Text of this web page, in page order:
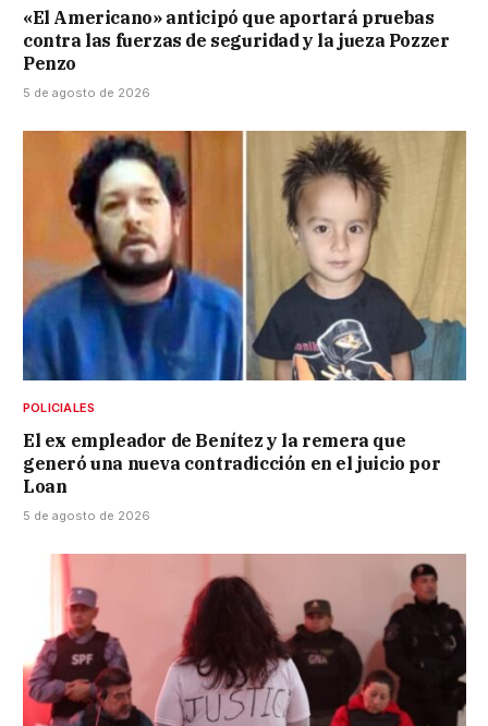
«El Americano» anticipó que aportará pruebas
contra las fuerzas de seguridad y la jueza Pozzer
Penzo
5 de agosto de 2026
POLICIALES
El ex empleador de Benítez y la remera que
generó una nueva contradicción en el juicio por
Loan
5 de agosto de 2026